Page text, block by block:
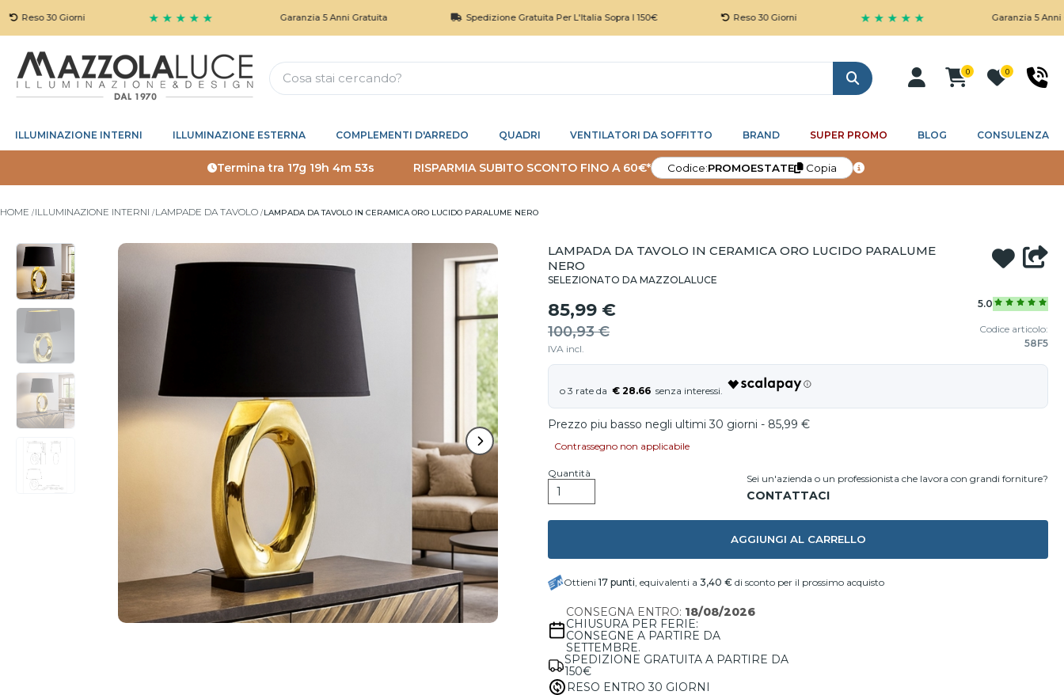
30 Giorni ★ ★ ★ ★ ★ Garanzia 5 Anni Gratuita Spedizione Gratuita Per L'Italia Sopra I 150€ Reso 30 Giorni ★ ★ ★ ★ ★ Garanzia 5 Anni Gratuita
Cerca
0 0
ILLUMINAZIONE INTERNI ILLUMINAZIONE ESTERNA COMPLEMENTI D'ARREDO QUADRI VENTILATORI DA SOFFITTO BRAND SUPER PROMO BLOG CONSULENZA
Termina tra 17g 19h 4m 52s RISPARMIA SUBITO SCONTO FINO A 60€* Codice:PROMOESTATE Copia
HOME ILLUMINAZIONE INTERNI LAMPADE DA TAVOLO LAMPADA DA TAVOLO IN CERAMICA ORO LUCIDO PARALUME NERO
LAMPADA DA TAVOLO IN CERAMICA ORO LUCIDO PARALUME
NERO
SELEZIONATO DA MAZZOLALUCE
85,99 €
100,93 €
IVA incl.
5.0
Codice articolo:
58F5
€ 28.66
Prezzo piu basso negli ultimi 30 giorni - 85,99 €
Contrassegno non applicabile
Quantità Sei un'azienda o un professionista che lavora con grandi forniture?
AGGIUNGI AL CARRELLO
Ottieni 17 punti, equivalenti a 3,40 € di sconto per il prossimo acquisto
CONSEGNA ENTRO: 18/08/2026
CHIUSURA PER FERIE:
CONSEGNE A PARTIRE DA
SETTEMBRE.
SPEDIZIONE GRATUITA A PARTIRE DA
150€
RESO ENTRO 30 GIORNI